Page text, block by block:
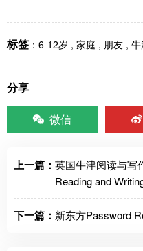
标签 ： 6-12岁 , 家庭 , 朋友 ,
分享
微信
上一篇： 英国牛津阅读与写
Reading and
下一篇： 新东方Password